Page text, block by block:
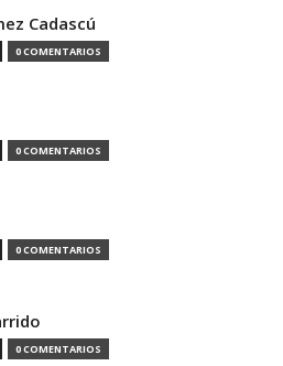
Cadascú
0 COMENTARIOS
0 COMENTARIOS
0 COMENTARIOS
0 COMENTARIOS